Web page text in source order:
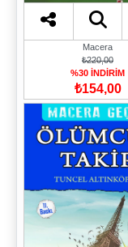
Macera
₺220,00
%30 İNDİRİM
₺154,00